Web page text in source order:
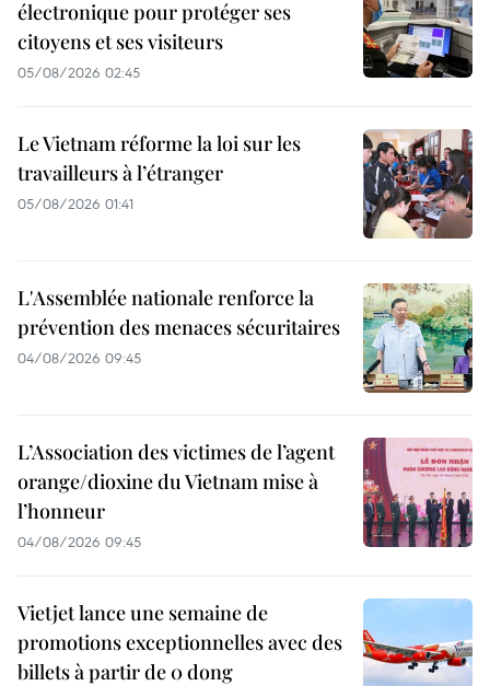
électronique pour protéger ses
citoyens et ses visiteurs
05/08/2026 02:45
Le Vietnam réforme la loi sur les
travailleurs à l’étranger
05/08/2026 01:41
L'Assemblée nationale renforce la
prévention des menaces sécuritaires
04/08/2026 09:45
L’Association des victimes de l’agent
orange/dioxine du Vietnam mise à
l’honneur
04/08/2026 09:45
Vietjet lance une semaine de
promotions exceptionnelles avec des
billets à partir de 0 dong